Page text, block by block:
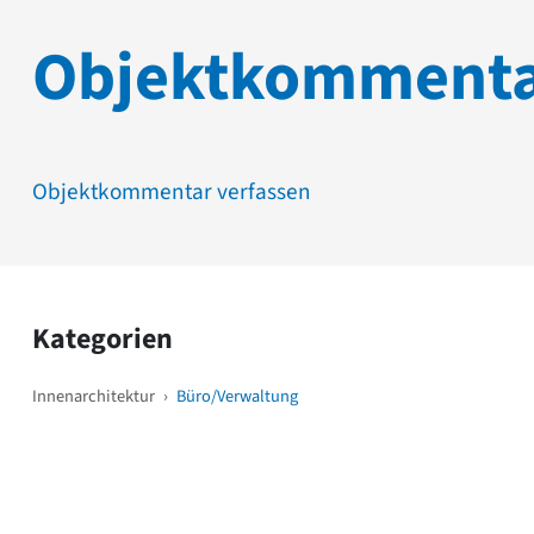
Objektkommentar verfassen
Kategorien
Innenarchitektur › Büro/Verwaltung